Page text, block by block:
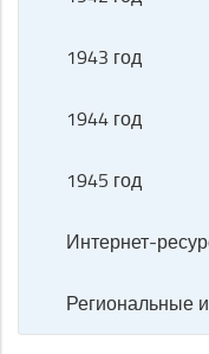
1943 год
1944 год
1945 год
Интернет-
Региональные